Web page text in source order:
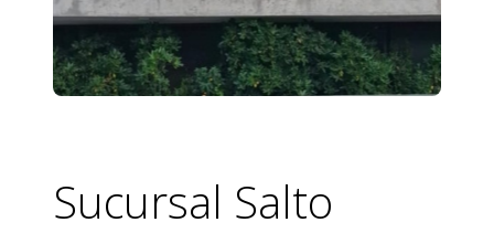
Sucursal Salto